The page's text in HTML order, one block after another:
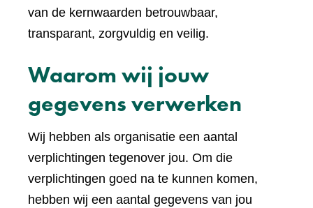
van de kernwaarden betrouwbaar,
transparant, zorgvuldig en veilig.
Waarom wij jouw
gegevens verwerken
Wij hebben als organisatie een aantal
verplichtingen tegenover jou. Om die
verplichtingen goed na te kunnen komen,
hebben wij een aantal gegevens van jou